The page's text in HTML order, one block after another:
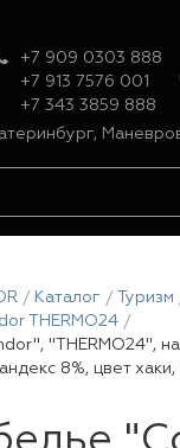
+7 909 0303 888
+7 913 7576 001
+7 343 3859 888
Каталог Туризм
THERMO24
"THERMO24",
8%, цвет